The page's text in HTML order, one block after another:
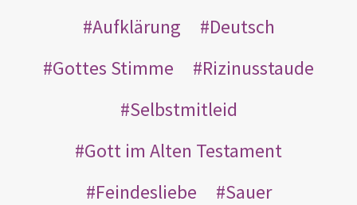
Aufklärung
Deutsch
Gottes Stimme
Rizinusstaude
Selbstmitleid
Gott im Alten Testament
Feindesliebe
Sauer